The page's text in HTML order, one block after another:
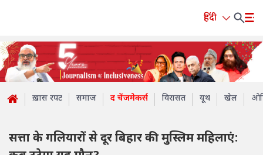
हिंदी
ख़ास रपट समाज द चेंजमेकर्स विरासत यूथ खेल
सत्ता के गलियारों से दूर बिहार की मुस्लिम महिलाएं: